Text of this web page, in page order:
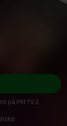
på Mit TV 2.